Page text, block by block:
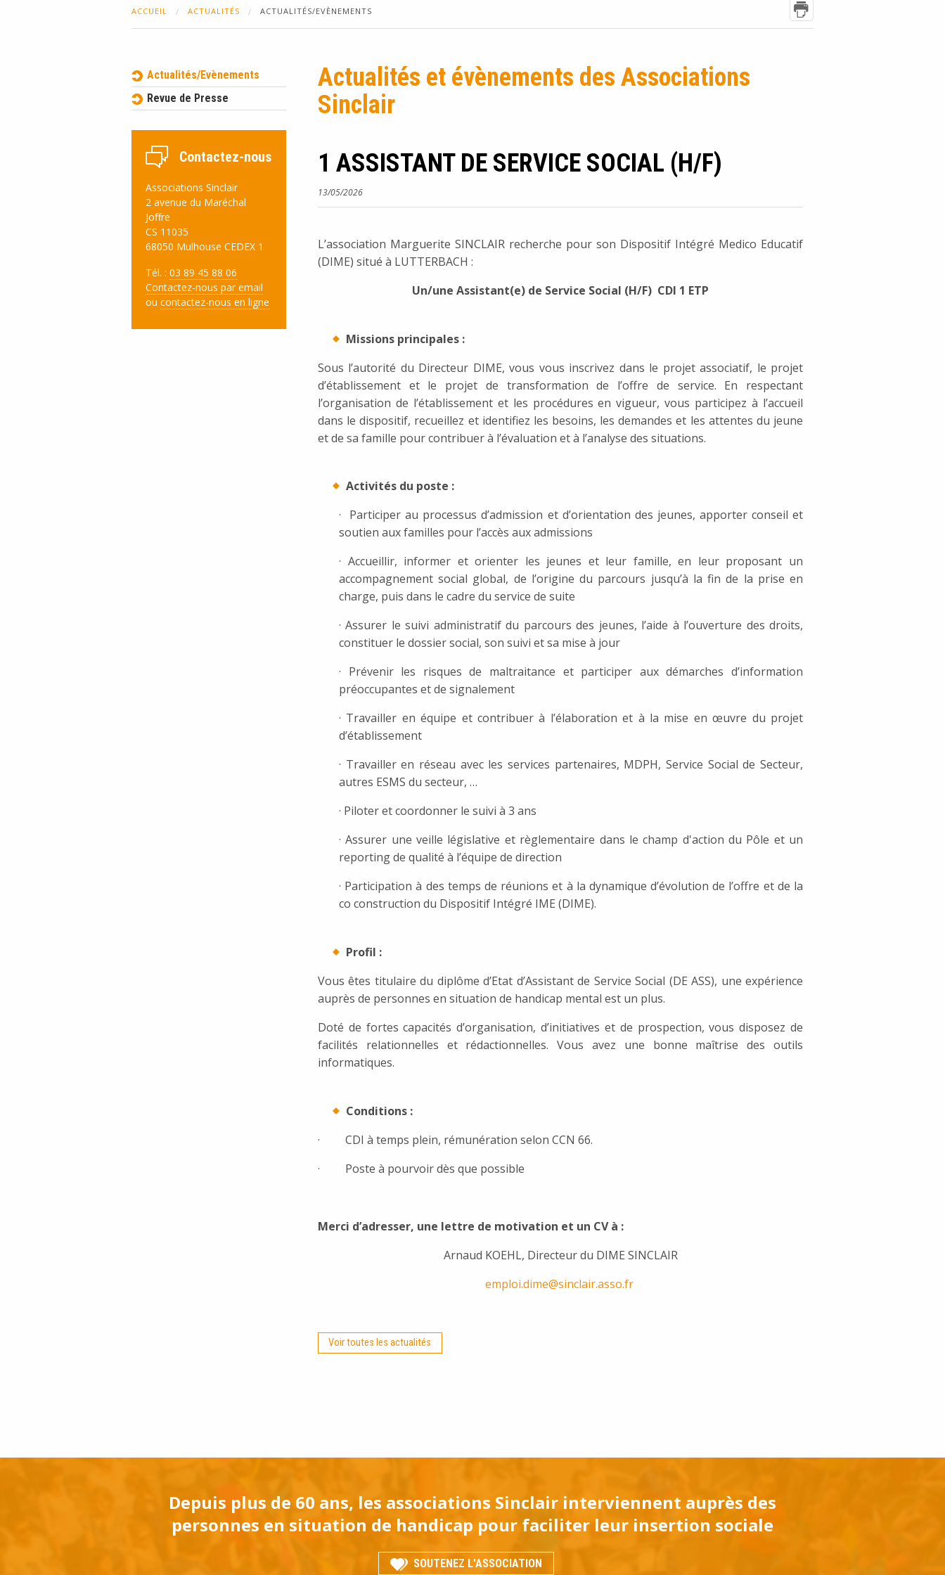
ACCUEIL ACTUALITÉS ACTUALITÉS/EVÈNEMENTS
Actualités et évènements des Associations
Sinclair
1 ASSISTANT DE SERVICE SOCIAL (H/F)
13/05/2026
L’association Marguerite SINCLAIR recherche pour son Dispositif Intégré Medico Educatif
(DIME) situé à LUTTERBACH :
Un/une Assistant(e) de Service Social (H/F) CDI 1 ETP
Missions principales :
Sous l’autorité du Directeur DIME, vous vous inscrivez dans le projet associatif, le projet
d’établissement et le projet de transformation de l’offre de service. En respectant
l’organisation de l’établissement et les procédures en vigueur, vous participez à l’accueil
dans le dispositif, recueillez et identifiez les besoins, les demandes et les attentes du jeune
et de sa famille pour contribuer à l’évaluation et à l’analyse des situations.
Activités du poste :
· Participer au processus d’admission et d’orientation des jeunes, apporter conseil et
soutien aux familles pour l’accès aux admissions
· Accueillir, informer et orienter les jeunes et leur famille, en leur proposant un
accompagnement social global, de l’origine du parcours jusqu’à la fin de la prise en
charge, puis dans le cadre du service de suite
· Assurer le suivi administratif du parcours des jeunes, l’aide à l’ouverture des droits,
constituer le dossier social, son suivi et sa mise à jour
· Prévenir les risques de maltraitance et participer aux démarches d’information
préoccupantes et de signalement
· Travailler en équipe et contribuer à l’élaboration et à la mise en œuvre du projet
d’établissement
· Travailler en réseau avec les services partenaires, MDPH, Service Social de Secteur,
autres ESMS du secteur, …
· Piloter et coordonner le suivi à 3 ans
· Assurer une veille législative et règlementaire dans le champ d'action du Pôle et un
reporting de qualité à l’équipe de direction
· Participation à des temps de réunions et à la dynamique d’évolution de l’offre et de la
co construction du Dispositif Intégré IME (DIME).
Profil :
Vous êtes titulaire du diplôme d’Etat d’Assistant de Service Social (DE ASS), une expérience
auprès de personnes en situation de handicap mental est un plus.
Doté de fortes capacités d’organisation, d’initiatives et de prospection, vous disposez de
facilités relationnelles et rédactionnelles. Vous avez une bonne maîtrise des outils
informatiques.
Conditions :
· CDI à temps plein, rémunération selon CCN 66.
· Poste à pourvoir dès que possible
Merci d’adresser, une lettre de motivation et un CV à :
Arnaud KOEHL, Directeur du DIME SINCLAIR
emploi.dime@sinclair.asso.fr
Voir toutes les actualités
Actualités/Evènements
Revue de Presse
Contactez-nous
Associations Sinclair
2 avenue du Maréchal
Joffre
CS 11035
68050 Mulhouse CEDEX 1
Tél. : 03 89 45 88 06
Contactez-nous par email
ou contactez-nous en ligne
Depuis plus de 60 ans, les associations Sinclair interviennent auprès des
personnes en situation de handicap pour faciliter leur insertion sociale
SOUTENEZ L'ASSOCIATION